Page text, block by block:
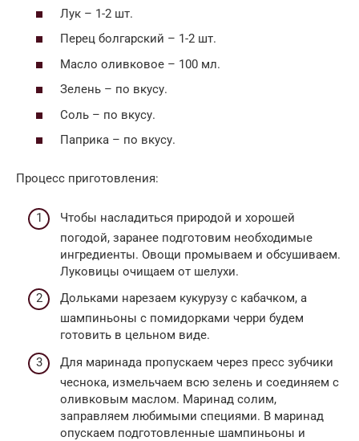
Лук – 1-2 шт.
Перец болгарский – 1-2 шт.
Масло оливковое – 100 мл.
Зелень – по вкусу.
Соль – по вкусу.
Паприка – по вкусу.
Процесс приготовления:
Чтобы насладиться природой и хорошей
погодой, заранее подготовим необходимые
ингредиенты. Овощи промываем и обсушиваем.
Луковицы очищаем от шелухи.
Дольками нарезаем кукурузу с кабачком, а
шампиньоны с помидорками черри будем
готовить в цельном виде.
Для маринада пропускаем через пресс зубчики
чеснока, измельчаем всю зелень и соединяем с
оливковым маслом. Маринад солим,
заправляем любимыми специями. В маринад
опускаем подготовленные шампиньоны и